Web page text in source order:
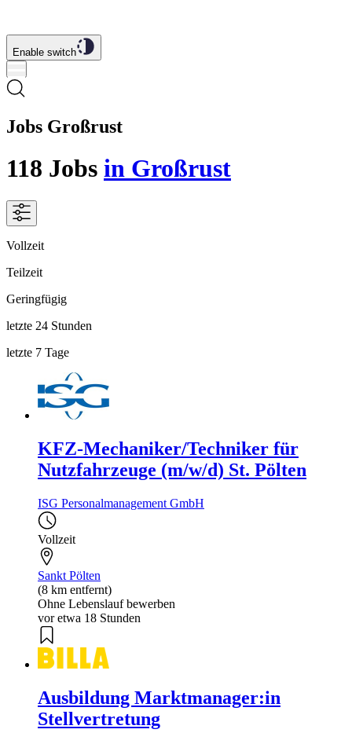
Enable switch
Jobs Großrust
118 Jobs in Großrust
Vollzeit
Teilzeit
Geringfügig
letzte 24 Stunden
letzte 7 Tage
KFZ-Mechaniker/Techniker für
Nutzfahrzeuge (m/w/d) St. Pölten
ISG Personalmanagement GmbH
Vollzeit
Sankt Pölten
(8 km entfernt)
Ohne Lebenslauf bewerben
vor etwa 18 Stunden
Ausbildung Marktmanager:in
Stellvertretung